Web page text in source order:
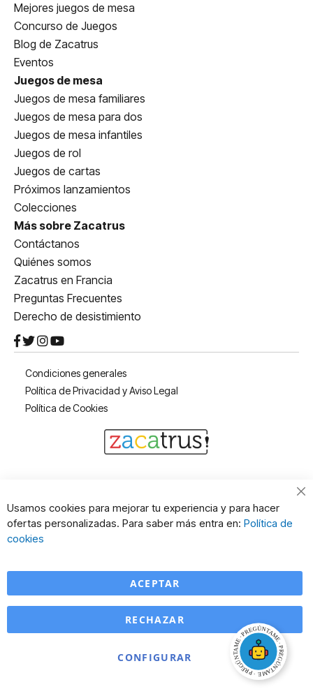
Mejores juegos de mesa
Concurso de Juegos
Blog de Zacatrus
Eventos
Juegos de mesa
Juegos de mesa familiares
Juegos de mesa para dos
Juegos de mesa infantiles
Juegos de rol
Juegos de cartas
Próximos lanzamientos
Colecciones
Más sobre Zacatrus
Contáctanos
Quiénes somos
Zacatrus en Francia
Preguntas Frecuentes
Derecho de desistimiento
Condiciones generales
Política de Privacidad y Aviso Legal
Política de Cookies
Usamos cookies para mejorar tu experiencia y para hacer
ofertas personalizadas. Para saber más entra en: Política de
cookies
ACEPTAR
CONFIGURAR
RECHAZAR